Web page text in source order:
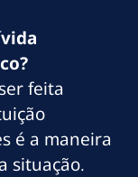
feita
é a maneira
situação.